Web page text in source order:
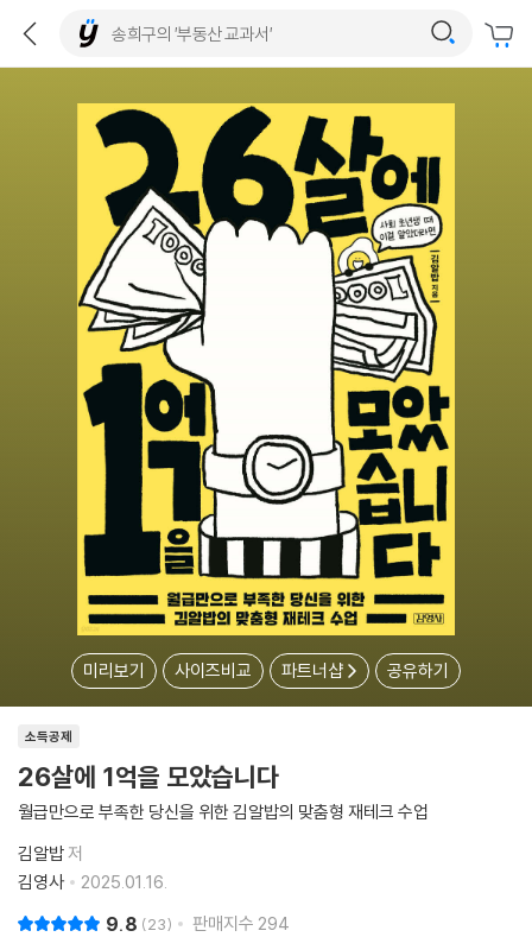
미리보기 사이즈비교 파트너샵 공유하기
소득공제
26살에 1억을 모았습니다
월급만으로 부족한 당신을 위한 김알밥의 맞춤형 재테크 수업
김알밥저
김영사
2025.01.16.
9.8 23 판매지수 294